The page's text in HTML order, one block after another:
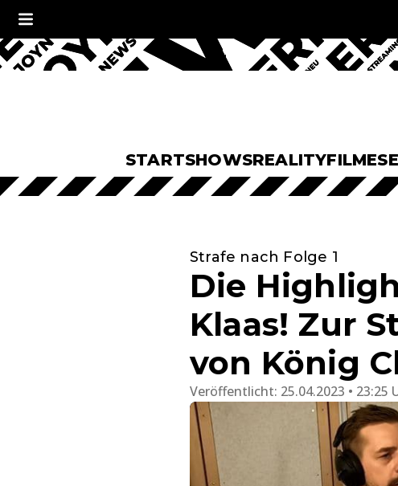
STARTSHOWSREALITYFILME
Strafe nach Folge 1
Die
Klaas! Zur
von König
Veröffentlicht: 25.04.2023 • 23:25